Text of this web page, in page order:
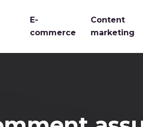
E-
commerce
Content
marketing